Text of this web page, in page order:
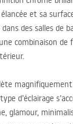
élancée et sa
des salles de
une combinaison
d’éclairage
glamour,